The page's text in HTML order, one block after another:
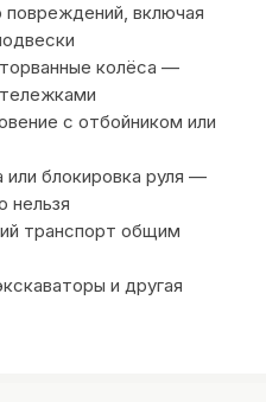
включая
колёса —
с отбойником или
блокировка руля —
нельзя
транспорт общим
и другая